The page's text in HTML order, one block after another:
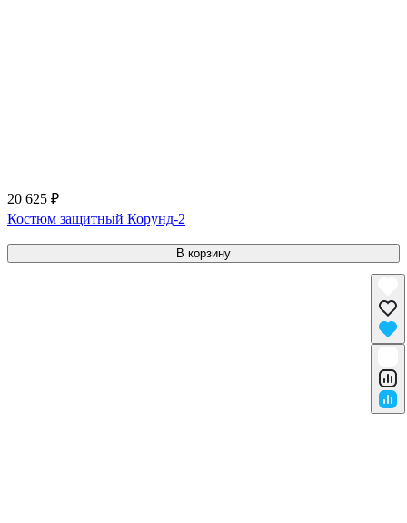
20 625 ₽
Костюм защитный Корунд-2
В корзину